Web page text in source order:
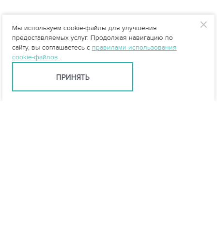
Мы используем cookie-файлы для улучшения
предоставляемых услуг. Продолжая навигацию по
сайту, вы соглашаетесь с правилами использования
cookie-файлов .
ПРИНЯТЬ